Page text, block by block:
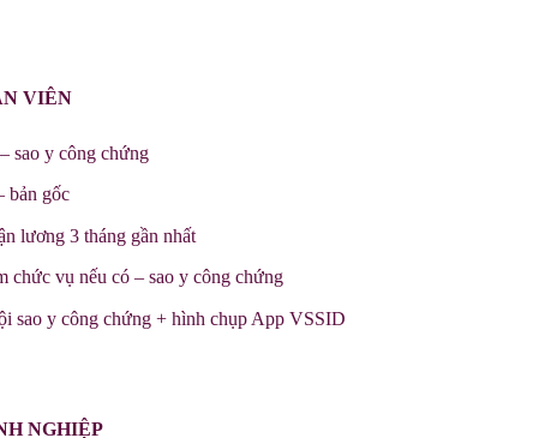
VIÊN
sao y công chứng
bản gốc
lương 3 tháng gần nhất
chức vụ nếu có – sao y công chứng
sao y công chứng + hình chụp App VSSID
NGHIỆP